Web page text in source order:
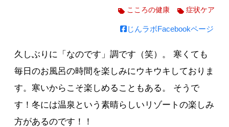
こころの健康 症状ケア
じんラボFacebookページ
久しぶりに「なのです」調です（笑）。 寒くても
毎日のお風呂の時間を楽しみにウキウキしておりま
す。寒いからこそ楽しめることもある。 そうで
す！冬には温泉という素晴らしいリゾートの楽しみ
方があるのです！！